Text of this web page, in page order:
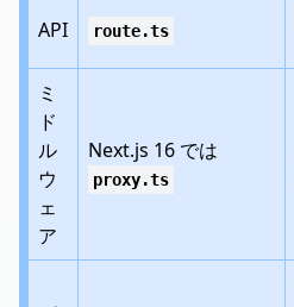
API route.ts
ミ
ド
ル
ウ
ェ
ア
Next.js 16 では
proxy.ts